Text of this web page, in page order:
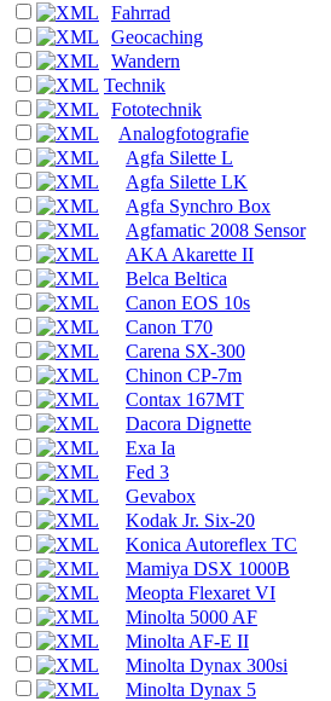
Fahrrad
Geocaching
Wandern
Technik
Fototechnik
Analogfotografie
Agfa Silette L
Agfa Silette LK
Agfa Synchro Box
Agfamatic 2008 Sensor
AKA Akarette II
Belca Beltica
Canon EOS 10s
Canon T70
Carena SX-300
Chinon CP-7m
Contax 167MT
Dacora Dignette
Exa Ia
Fed 3
Gevabox
Kodak Jr. Six-20
Konica Autoreflex TC
Mamiya DSX 1000B
Meopta Flexaret VI
Minolta 5000 AF
Minolta AF-E II
Minolta Dynax 300si
Minolta Dynax 5